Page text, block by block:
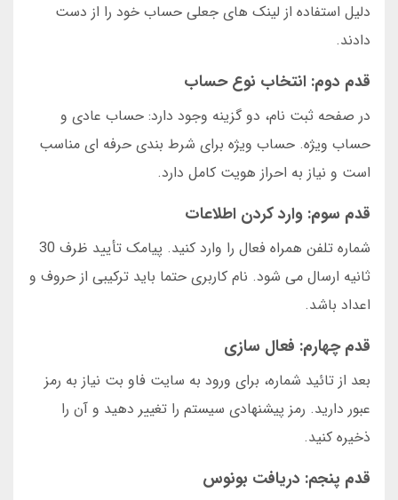
دلیل استفاده از لینک های جعلی حساب خود را از دست
دادند.
قدم دوم: انتخاب نوع حساب
در صفحه ثبت نام، دو گزینه وجود دارد: حساب عادی و
حساب ویژه. حساب ویژه برای شرط بندی حرفه ای مناسب
است و نیاز به احراز هویت کامل دارد.
قدم سوم: وارد کردن اطلاعات
شماره تلفن همراه فعال را وارد کنید. پیامک تأیید ظرف 30
ثانیه ارسال می شود. نام کاربری حتما باید ترکیبی از حروف و
اعداد باشد.
قدم چهارم: فعال سازی
بعد از تائید شماره، برای ورود به سایت فاو بت نیاز به رمز
عبور دارید. رمز پیشنهادی سیستم را تغییر دهید و آن را
ذخیره کنید.
قدم پنجم: دریافت بونوس